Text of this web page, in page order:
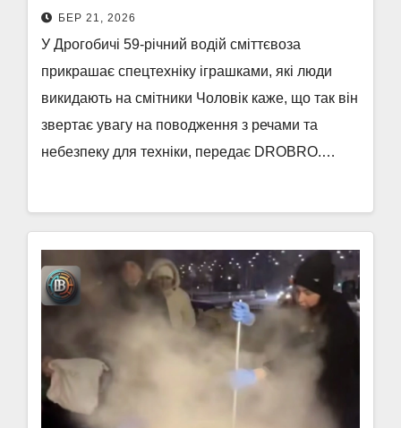
БЕР 21, 2026
У Дрогобичі 59-річний водій сміттєвоза
прикрашає спецтехніку іграшками, які люди
викидають на смітники Чоловік каже, що так він
звертає увагу на поводження з речами та
небезпеку для техніки, передає DROBRO.…